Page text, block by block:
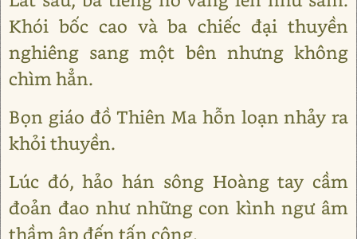
Khói bốc cao và ba chiếc đại thuyền
nghiêng sang một bên nhưng không
chìm hẳn.
Bọn giáo đồ Thiên Ma hỗn loạn nhảy ra
khỏi thuyền.
Lúc đó, hảo hán sông Hoàng tay cầm
đoản đao như những con kình ngư âm
thầm ập đến tấn công.